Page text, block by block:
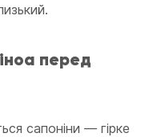
перед
сапоніни — гірке